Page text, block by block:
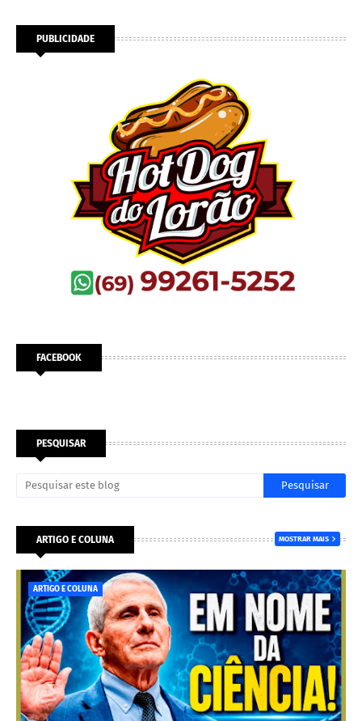
PUBLICIDADE
FACEBOOK
PESQUISAR
ARTIGO E COLUNA MOSTRAR MAIS
ARTIGO E COLUNA